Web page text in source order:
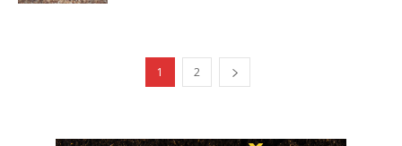
1 2